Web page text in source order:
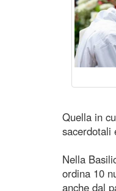
Quella in
sacerdotali
Nella
ordina 10
anche dal